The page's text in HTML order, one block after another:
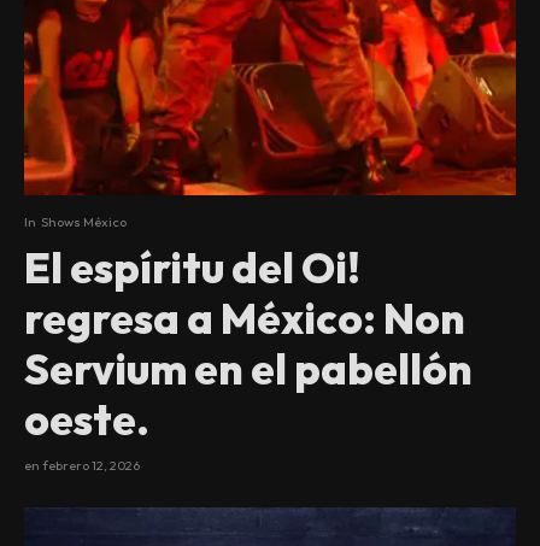
In Shows México
El espíritu del Oi!
regresa a México: Non
Servium en el pabellón
oeste.
en febrero 12, 2026